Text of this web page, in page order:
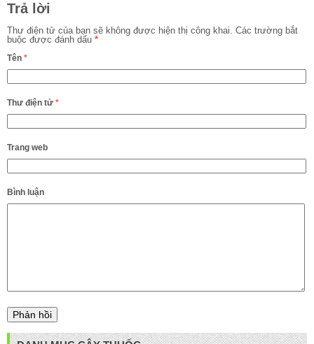
Trả lời
Thư điện tử của bạn sẽ không được hiện thị công khai. Các trường bắt
buộc được đánh dấu *
Tên *
Thư điện tử *
Trang web
Bình luận